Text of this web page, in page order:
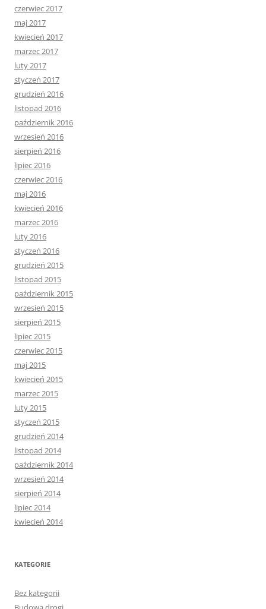
czerwiec 2017
maj 2017
kwiecień 2017
marzec 2017
luty 2017
styczeń 2017
grudzień 2016
listopad 2016
październik 2016
wrzesień 2016
sierpień 2016
lipiec 2016
czerwiec 2016
maj 2016
kwiecień 2016
marzec 2016
luty 2016
styczeń 2016
grudzień 2015
listopad 2015
październik 2015
wrzesień 2015
sierpień 2015
lipiec 2015
czerwiec 2015
maj 2015
kwiecień 2015
marzec 2015
luty 2015
styczeń 2015
grudzień 2014
listopad 2014
październik 2014
wrzesień 2014
sierpień 2014
lipiec 2014
kwiecień 2014
KATEGORIE
Bez kategorii